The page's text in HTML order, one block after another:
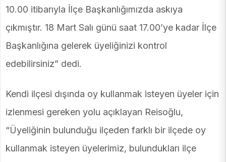
10.00 itibarıyla İlçe Başkanlığımızda askıya
çıkmıştır. 18 Mart Salı günü saat 17.00’ye kadar İlçe
Başkanlığına gelerek üyeliğinizi kontrol
edebilirsiniz” dedi.
Kendi ilçesi dışında oy kullanmak isteyen üyeler için
izlenmesi gereken yolu açıklayan Reisoğlu,
“Üyeliğinin bulunduğu ilçeden farklı bir ilçede oy
kullanmak isteyen üyelerimiz, bulundukları ilçe